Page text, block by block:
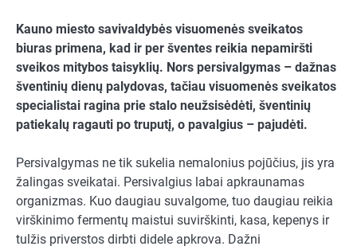
Kauno miesto savivaldybės visuomenės sveikatos
biuras primena, kad ir per šventes reikia nepamiršti
sveikos mitybos taisyklių. Nors persivalgymas – dažnas
šventinių dienų palydovas, tačiau visuomenės sveikatos
specialistai ragina prie stalo neužsisėdėti, šventinių
patiekalų ragauti po truputį, o pavalgius – pajudėti.
Persivalgymas ne tik sukelia nemalonius pojūčius, jis yra
žalingas sveikatai. Persivalgius labai apkraunamas
organizmas. Kuo daugiau suvalgome, tuo daugiau reikia
virškinimo fermentų maistui suvirškinti, kasa, kepenys ir
tulžis priverstos dirbti didele apkrova. Dažni